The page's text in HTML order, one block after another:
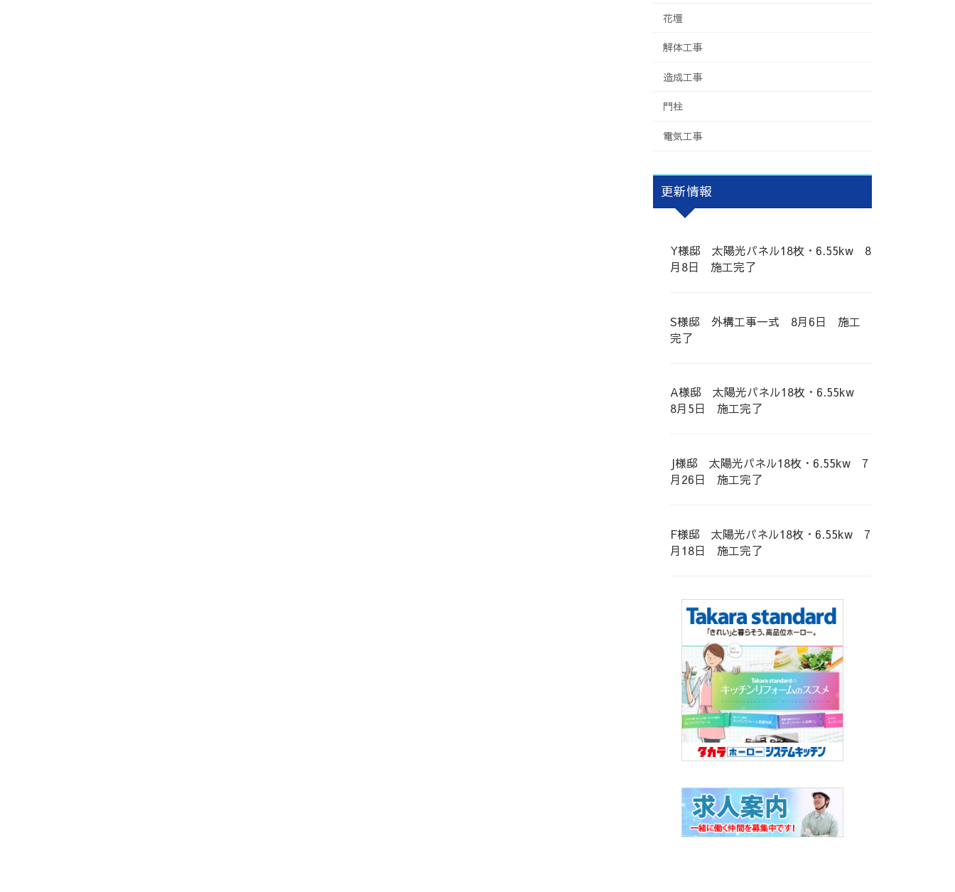
花壇
解体工事
造成工事
門柱
電気工事
更新情報
Y様邸 太陽光パネル18枚・6.55kw 8
月8日 施工完了
S様邸 外構工事一式 8月6日 施工
完了
A様邸 太陽光パネル18枚・6.55kw
8月5日 施工完了
J様邸 太陽光パネル18枚・6.55kw 7
月26日 施工完了
F様邸 太陽光パネル18枚・6.55kw 7
月18日 施工完了